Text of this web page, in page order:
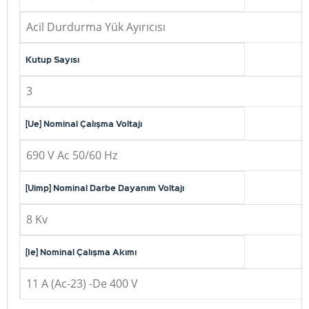
Acil Durdurma Yük Ayırıcısı
Kutup Sayısı
3
[Ue] Nominal Çalışma Voltajı
690 V Ac 50/60 Hz
[Uimp] Nominal Darbe Dayanım Voltajı
8 Kv
[Ie] Nominal Çalışma Akımı
11 A (Ac-23) -De 400 V